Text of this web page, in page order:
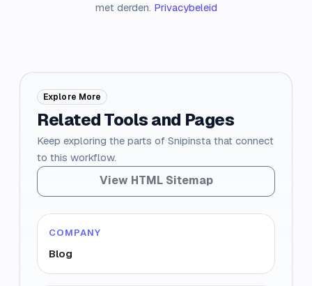
met derden. Privacybeleid
Explore More
Related Tools and Pages
Keep exploring the parts of Snipinsta that connect
to this workflow.
View HTML Sitemap
COMPANY
Blog